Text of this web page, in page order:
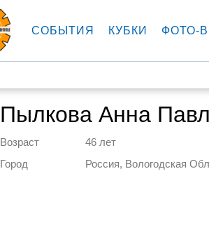
СОБЫТИЯ КУБКИ ФОТО-
Пылкова Анна
Возраст
46 лет
Город
Россия, Вологодская